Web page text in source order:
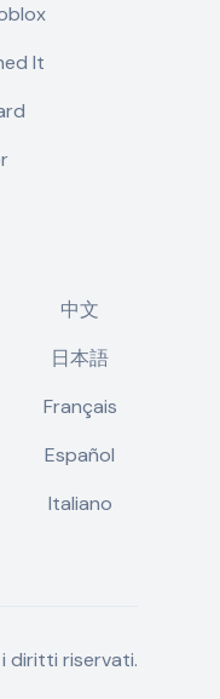
It
中文
日本語
Français
Español
Italiano
diritti riservati.